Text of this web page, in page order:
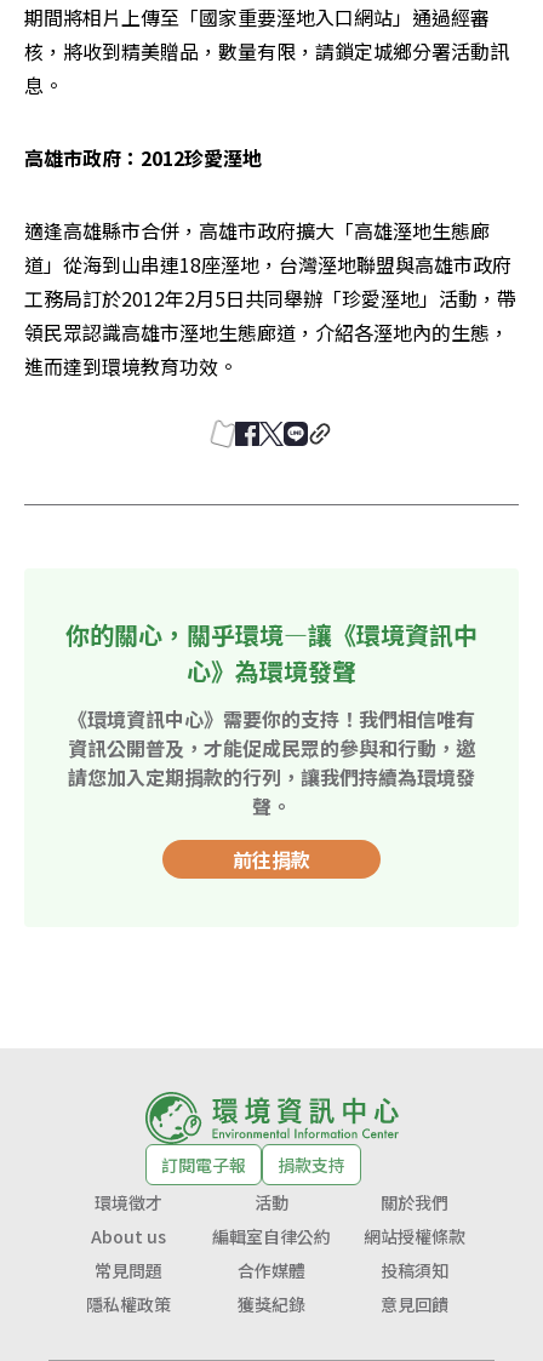
期間將相片上傳至「國家重要溼地入口網站」通過經審
核，將收到精美贈品，數量有限，請鎖定城鄉分署活動訊
息。
高雄市政府：2012珍愛溼地
適逢高雄縣市合併，高雄市政府擴大「高雄溼地生態廊
道」從海到山串連18座溼地，台灣溼地聯盟與高雄市政府
工務局訂於2012年2月5日共同舉辦「珍愛溼地」活動，帶
領民眾認識高雄市溼地生態廊道，介紹各溼地內的生態，
進而達到環境教育功效。
你的關心，關乎環境—讓《環境資訊中
心》為環境發聲
《環境資訊中心》需要你的支持！我們相信唯有
資訊公開普及，才能促成民眾的參與和行動，邀
請您加入定期捐款的行列，讓我們持續為環境發
聲。
前往捐款
訂閱電子報
捐款支持
環境徵才
活動
關於我們
About us
編輯室自律公約
網站授權條款
常見問題
合作媒體
投稿須知
隱私權政策
獲獎紀錄 意見回饋